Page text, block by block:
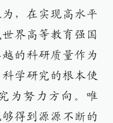
，在实现高水平
界高等教育强国
的科研质量作为
学研究的根本使
为努力方向。唯
得到源源不断的